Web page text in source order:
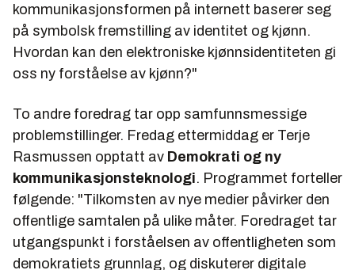
kommunikasjonsformen på internett baserer seg
på symbolsk fremstilling av identitet og kjønn.
Hvordan kan den elektroniske kjønnsidentiteten gi
oss ny forståelse av kjønn?"
To andre foredrag tar opp samfunnsmessige
problemstillinger. Fredag ettermiddag er Terje
Rasmussen opptatt av Demokrati og ny
kommunikasjonsteknologi. Programmet forteller
følgende: "Tilkomsten av nye medier påvirker den
offentlige samtalen på ulike måter. Foredraget tar
utgangspunkt i forståelsen av offentligheten som
demokratiets grunnlag, og diskuterer digitale